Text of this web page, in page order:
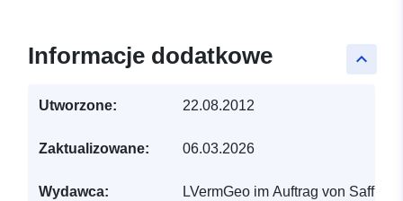
keyboard_arrow_up
Informacje dodatkowe
Utworzone: 22.08.2012
Zaktualizowane: 06.03.2026
Wydawca:
LVermGeo im Auftrag von Saffig